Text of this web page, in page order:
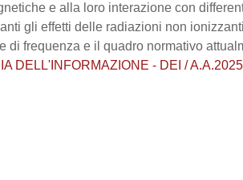
e alla loro interazione con
gli effetti delle radiazioni non
di frequenza e il quadro normativo
DELL'INFORMAZIONE - DEI /